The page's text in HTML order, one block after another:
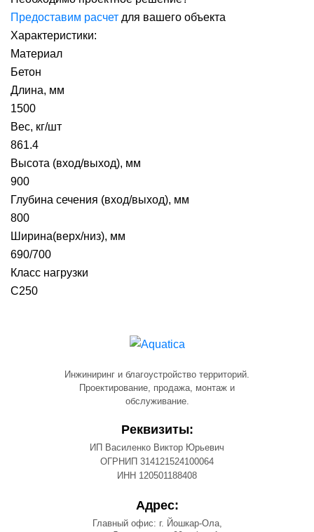
Предоставим расчет для вашего объекта
Характеристики:
Материал
Бетон
Длина, мм
1500
Вес, кг/шт
861.4
Высота (вход/выход), мм
900
Глубина сечения (вход/выход), мм
800
Ширина(верх/низ), мм
690/700
Класс нагрузки
С250
Инжиниринг и благоустройство территорий.
Проектирование, продажа, монтаж и
обслуживание.
Реквизиты:
ИП Василенко Виктор Юрьевич
ОГРНИП 314121524100064
ИНН 120501188408
Адрес:
Главный офис: г. Йошкар-Ола,